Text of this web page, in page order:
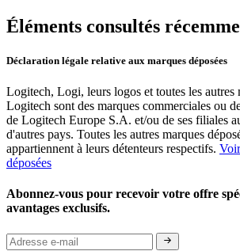
Éléments consultés
Déclaration légale relative aux marques déposées
Logitech, Logi, leurs logos et toutes les autres
Logitech sont des marques commerciales ou
de Logitech Europe S.A. et/ou de ses filiales
d'autres pays. Toutes les autres marques
appartiennent à leurs détenteurs respectifs.
déposées
Abonnez-vous pour recevoir votre offre
avantages exclusifs.